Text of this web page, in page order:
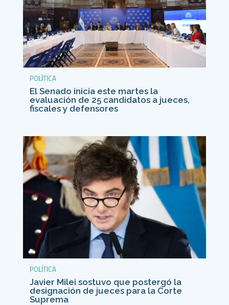
POLÍTICA
El Senado inicia este martes la
evaluación de 25 candidatos a jueces,
fiscales y defensores
POLÍTICA
Javier Milei sostuvo que postergó la
designación de jueces para la Corte
Suprema